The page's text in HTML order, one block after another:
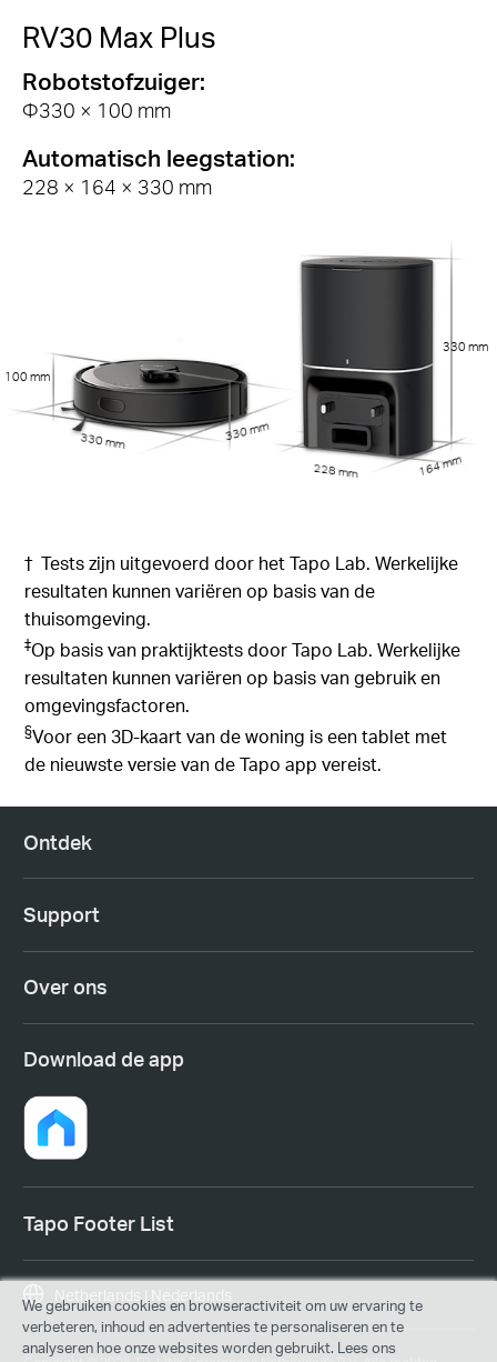
RV30 Max Plus
Robotstofzuiger:
Φ330 × 100 mm
Automatisch leegstation:
228 × 164 × 330 mm
100 mm
330 mm 330 mm
228 mm 164 mm
330 mm
† Tests zijn uitgevoerd door het Tapo Lab. Werkelijke
resultaten kunnen variëren op basis van de
thuisomgeving.
‡Op basis van praktijktests door Tapo Lab. Werkelijke
resultaten kunnen variëren op basis van gebruik en
omgevingsfactoren.
§Voor een 3D-kaart van de woning is een tablet met
de nieuwste versie van de Tapo app vereist.
Ontdek
Support
Over ons
Download de app
Tapo Footer List
Netherlands | Nederlands
We gebruiken cookies en browseractiviteit om uw ervaring te
verbeteren, inhoud en advertenties te personaliseren en te
analyseren hoe onze websites worden gebruikt. Lees ons